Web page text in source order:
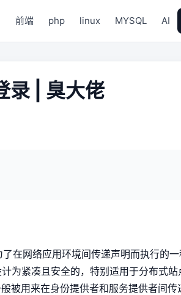
前端 php linux MYSQL AI
录 | 臭大佬
在网络应用环境间传递声明而执行的
为紧凑且安全的，特别适用于分布式站
般被用来在身份提供者和服务提供者间